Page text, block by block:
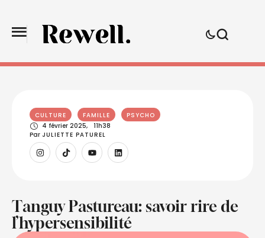
CULTURE FAMILLE
PSYCHO
4 février 2025,
11h38
Par JULIETTE PATUREL
Tanguy Pastureau: savoir rire de
l’hypersensibilité